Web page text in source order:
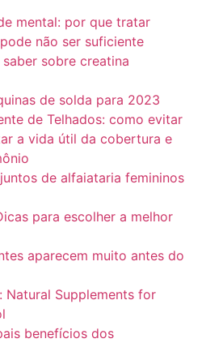
mental: por que tratar
não ser suficiente
sobre creatina
de solda para 2023
de Telhados: como evitar
a vida útil da cobertura e
de alfaiataria femininos
para escolher a melhor
aparecem muito antes do
Natural Supplements for
benefícios dos